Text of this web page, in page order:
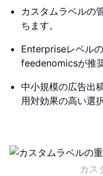
カスタムラベルの
ちます。
Enterpriseレベル
feedenomicsが推
中小規模の広告出
用対効果の高い選
カス